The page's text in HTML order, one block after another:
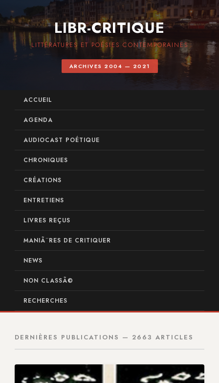
LIBR-CRITIQUE
LITTÉRATURES ET POÉSIES CONTEMPORAINES
ARCHIVES 2004 — 2021
ACCUEIL
AGENDA
AUDIOCAST POÉTIQUE
CHRONIQUES
CRÉATIONS
ENTRETIENS
LIVRES REÇUS
MANIÃ¨RES DE CRITIQUER
NEWS
NON CLASSÃ©
RECHERCHES
DERNIÈRES PUBLICATIONS — 2663 ARTICLES